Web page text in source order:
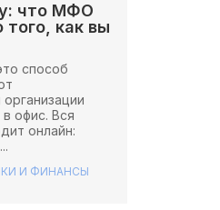
что МФО
того, как вы
способ
офис. Вся
онлайн:
И ФИНАНСЫ